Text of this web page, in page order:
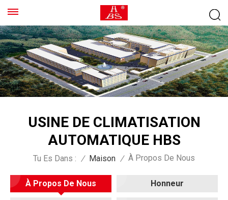
USINE DE CLIMATISATION
AUTOMATIQUE HBS
Tu Es Dans : / Maison / À Propos De Nous
À Propos De Nous Honneur